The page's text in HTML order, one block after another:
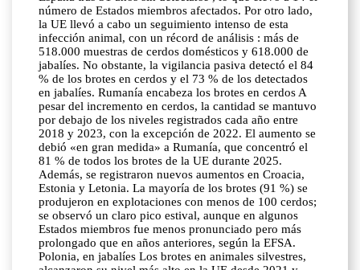
número de Estados miembros afectados. Por otro lado,
la UE llevó a cabo un seguimiento intenso de esta
infección animal, con un récord de análisis : más de
518.000 muestras de cerdos domésticos y 618.000 de
jabalíes. No obstante, la vigilancia pasiva detectó el 84
% de los brotes en cerdos y el 73 % de los detectados
en jabalíes. Rumanía encabeza los brotes en cerdos A
pesar del incremento en cerdos, la cantidad se mantuvo
por debajo de los niveles registrados cada año entre
2018 y 2023, con la excepción de 2022. El aumento se
debió «en gran medida» a Rumanía, que concentró el
81 % de todos los brotes de la UE durante 2025.
Además, se registraron nuevos aumentos en Croacia,
Estonia y Letonia. La mayoría de los brotes (91 %) se
produjeron en explotaciones con menos de 100 cerdos;
se observó un claro pico estival, aunque en algunos
Estados miembros fue menos pronunciado pero más
prolongado que en años anteriores, según la EFSA.
Polonia, en jabalíes Los brotes en animales silvestres,